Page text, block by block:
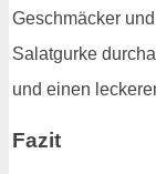
Geschmäcker
Salatgurke
und einen
Fazit